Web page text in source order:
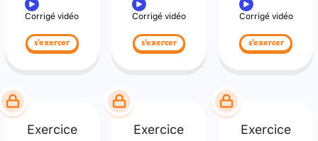
Corrigé vidéo
s'exercer
Corrigé vidéo
s'exercer
Corrigé vidéo
s'exercer
Exercice Exercice Exercice